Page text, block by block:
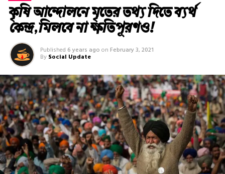
কৃষি আন্দোলনে মৃতের তথ‌্য দিতে ব্যর্থ
কেন্দ্র, মিলবে না ক্ষতিপূরণও!
Published 6 years ago on February 3, 2021
By Social Update